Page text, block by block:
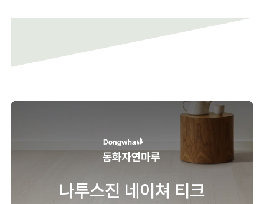
나투스진 네이쳐 티크